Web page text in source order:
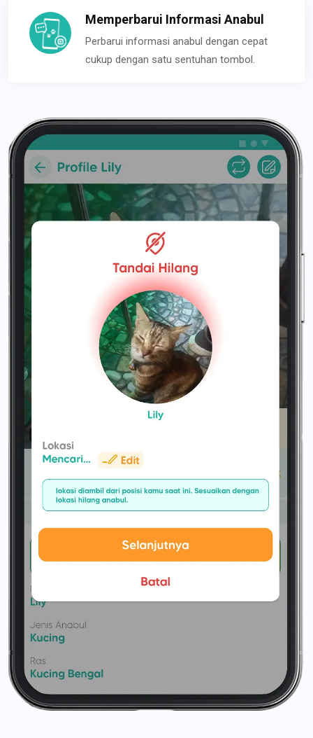
Memperbarui Informasi Anabul
Perbarui informasi anabul dengan cepat
cukup dengan satu sentuhan tombol.